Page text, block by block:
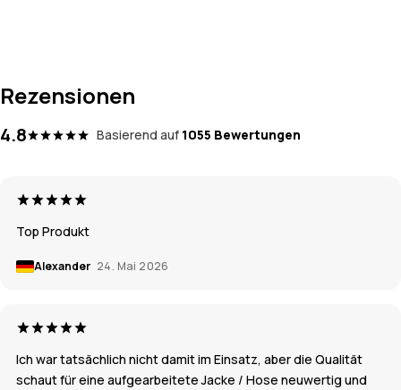
Rezensionen
4.8 Basierend auf 1055 Bewertungen
Top Produkt
Alexander 24. Mai 2026
Ich war tatsächlich nicht damit im Einsatz, aber die Qualität
schaut für eine aufgearbeitete Jacke / Hose neuwertig und